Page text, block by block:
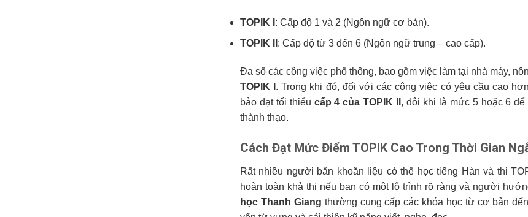
TOPIK I : Cấp độ 1 và 2 (Ngôn ngữ cơ bản).
TOPIK II : Cấp độ từ 3 đến 6 (Ngôn ngữ trung – cao cấp).
Đa số các công việc phổ thông, bao gồm việc làm tại nhà máy,
TOPIK I . Trong khi đó, đối với các công việc có yêu cầu cao
bảo đạt tối thiểu cấp 4 của TOPIK II , đôi khi là mức 5 hoặc 6
thành thạo.
Cách Đạt Mức Điểm TOPIK Cao Trong Thời Gian
Rất nhiều người băn khoăn liệu có thể học tiếng Hàn và thi
hoàn toàn khả thi nếu bạn có một lộ trình rõ ràng và người
học Thanh Giang thường cung cấp các khóa học từ cơ bản